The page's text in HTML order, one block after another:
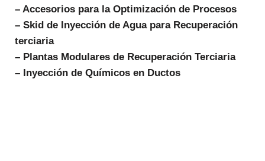
– Accesorios para la Optimización de Procesos
– Skid de Inyección de Agua para Recuperación
terciaria
– Plantas Modulares de Recuperación Terciaria
– Inyección de Químicos en Ductos